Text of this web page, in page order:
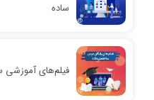
ساده
فیلم‌های آموزشی